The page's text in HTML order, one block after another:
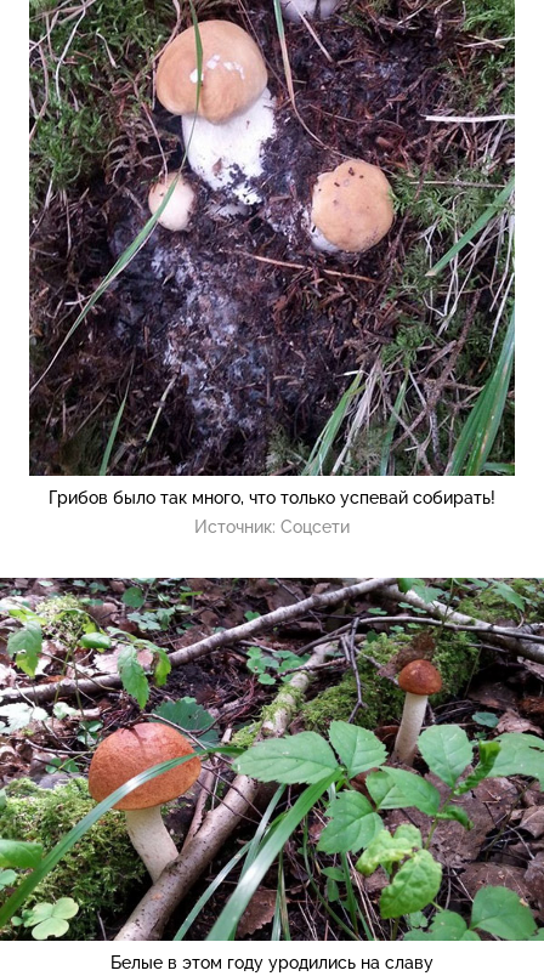
Грибов было так много, что только успевай собирать!
Источник: Соцсети
Белые в этом году уродились на славу